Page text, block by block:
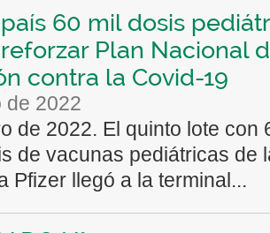
60 mil dosis
Plan Nacional
contra la Covid-19
de 2022
de 2022. El quinto lote con
de vacunas pediátricas de
Pfizer llegó a la terminal...